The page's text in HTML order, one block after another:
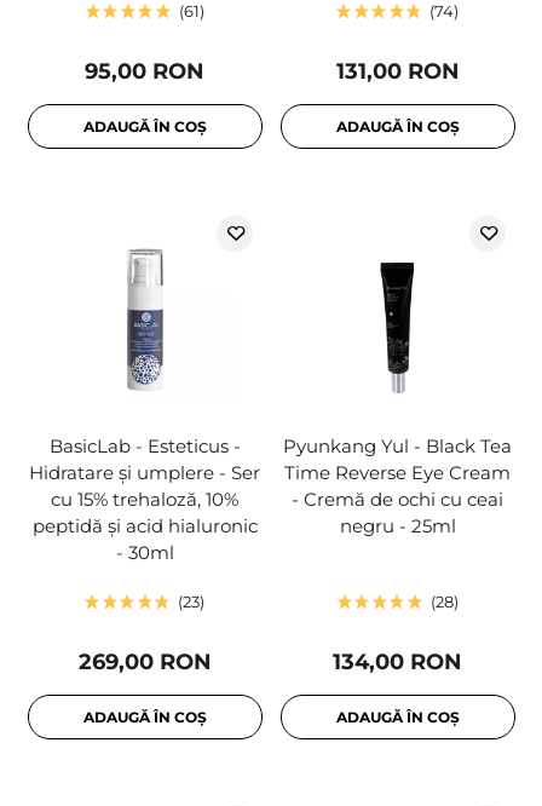
61
95,00 RON
ADAUGĂ ÎN COȘ
74
131,00 RON
ADAUGĂ ÎN COȘ
BasicLab - Esteticus -
Hidratare și umplere - Ser
cu 15% trehaloză, 10%
peptidă și acid hialuronic
- 30ml
23
269,00 RON
ADAUGĂ ÎN COȘ
Pyunkang Yul - Black Tea
Time Reverse Eye Cream
- Cremă de ochi cu ceai
negru - 25ml
28
134,00 RON
ADAUGĂ ÎN COȘ